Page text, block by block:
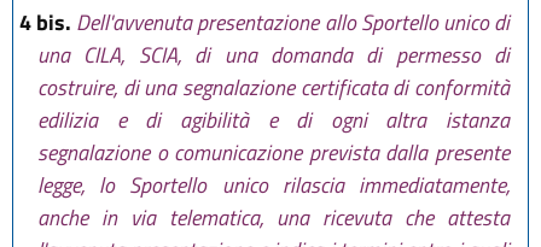
4 bis. Dell'avvenuta presentazione allo Sportello unico di
una CILA, SCIA, di una domanda di permesso di
costruire, di una segnalazione certificata di conformità
edilizia e di agibilità e di ogni altra istanza
segnalazione o comunicazione prevista dalla presente
legge, lo Sportello unico rilascia immediatamente,
anche in via telematica, una ricevuta che attesta